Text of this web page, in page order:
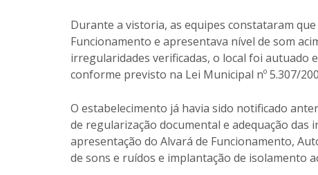
Durante a vistoria, as equipes constataram
Funcionamento e apresentava nível de som
irregularidades verificadas, o local foi autuado
conforme previsto na Lei Municipal nº 5.307/
O estabelecimento já havia sido notificado
de regularização documental e adequação das
apresentação do Alvará de Funcionamento,
de sons e ruídos e implantação de isolamento